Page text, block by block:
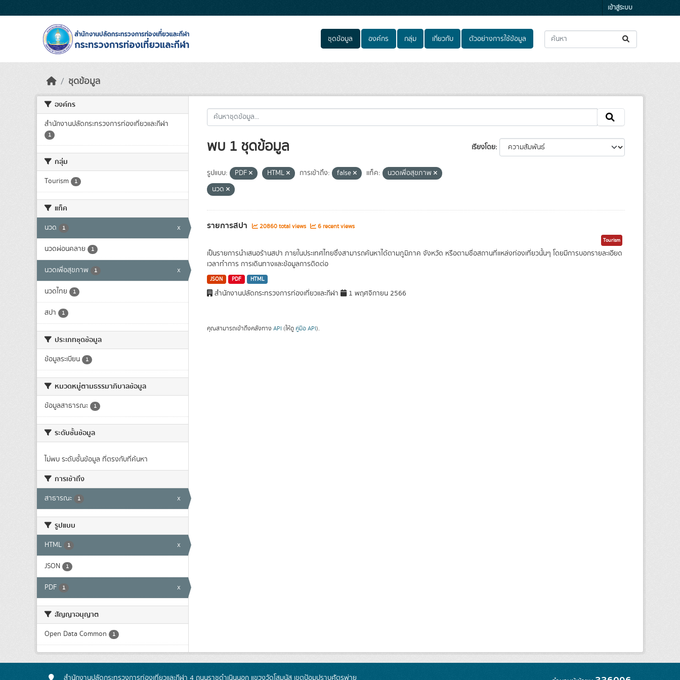
เข้าสู่ระบบ
ชุดข้อมูล องค์กร กลุ่ม เกี่ยวกับ ตัวอย่างการใช้ข้อมูล
ชุดข้อมูล
องค์กร
สำนักงานปลัดกระทรวงการท่องเที่ยวและกีฬา
1
กลุ่ม
Tourism 1
แท็ค
นวด 1 x
นวดผ่อนคลาย 1
นวดเพื่อสุขภาพ 1 x
นวดไทย 1
สปา 1
ประเภทชุดข้อมูล
ข้อมูลระเบียน 1
หมวดหมู่ตามธรรมาภิบาลข้อมูล
ข้อมูลสาธารณะ 1
ระดับชั้นข้อมูล
ไม่พบ ระดับชั้นข้อมูล ที่ตรงกับที่ค้นหา
การเข้าถึง
สาธารณะ 1 x
รูปแบบ
HTML 1 x
JSON 1
PDF 1 x
สัญญาอนุญาต
Open Data Common 1
เรียงโดย
พบ 1 ชุดข้อมูล
รูปแบบ: PDF HTML การเข้าถึง: false แท็ค:
นวดเพื่อสุขภาพ
นวด
รายการสปา 20860 total views 6 recent views
Tourism
เป็นรายการนำเสนอร้านสปา ภายในประเทศไทยซึ่งสามารถค้นหาได้ตามภูมิภาค จังหวัด หรือตามชื่อสถานที่แหล่งท่องเที่ยวนั้นๆ โดยมีการบอกรายละเอียด
เวลาทำการ การเดินทางและข้อมูลการติดต่อ
JSON PDF HTML
สำนักงานปลัดกระทรวงการท่องเที่ยวและกีฬา 1 พฤศจิกายน 2566
คุณสามารถเข้าถึงคลังทาง API (ให้ดู คู่มือ API).
สำนักงานปลัดกระทรวงการท่องเที่ยวและกีฬา 4 ถนนราชดำเนินนอก แขวงวัดโสมนัส เขตป้อมปราบศัตรูพ่าย